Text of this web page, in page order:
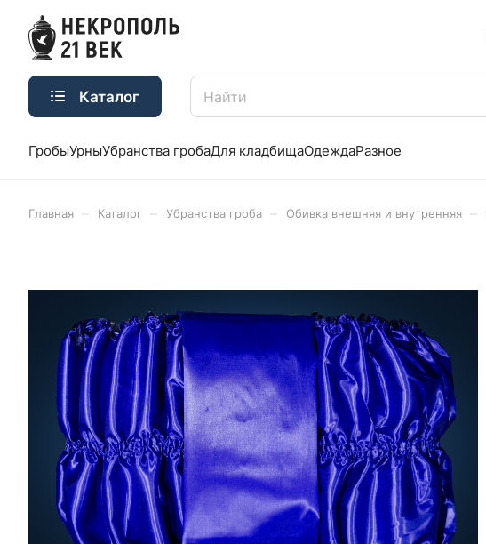
Каталог
ГробыУрныУбранства гробаДля кладбищаОдеждаРазное
Главная Каталог Убранства гроба Обивка внешняя и внутренняя